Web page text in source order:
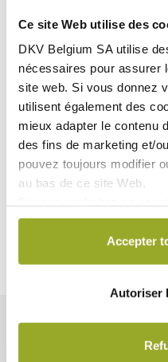
Ce site Web utilise des
DKV Belgium SA utilise
nécessaires pour assurer
site web. Si vous donnez
utilisent également des
mieux adapter le contenu
des fins de marketing et/
pouvez toujours modifier
au bas de ce site Web.
cookies par DKV ou sur
supprimer les cookies,
déclaration relative aux
Accepter
Autoriser
Blog santé